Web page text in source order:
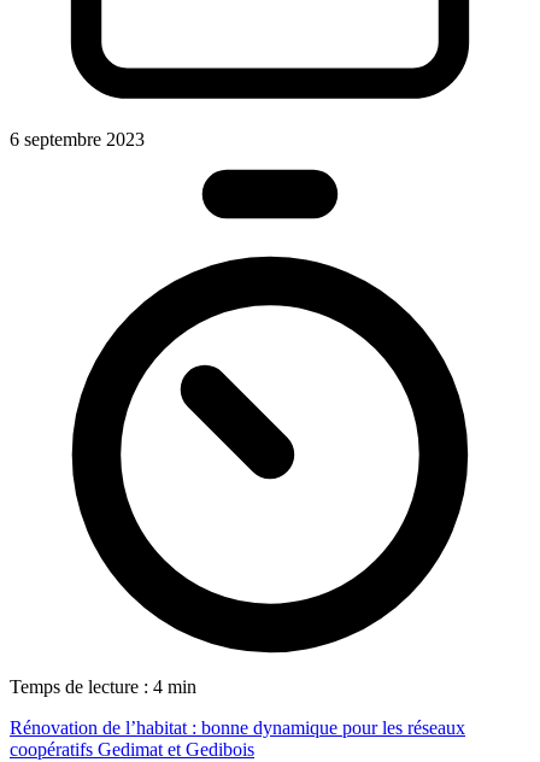
6 septembre 2023
Temps de lecture : 4 min
Rénovation de l’habitat : bonne dynamique pour les réseaux
coopératifs Gedimat et Gedibois